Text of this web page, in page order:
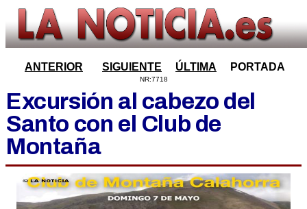
ANTERIOR SIGUIENTE ÚLTIMA PORTADA
NR:7718
Excursión al cabezo del
Santo con el Club de
Montaña